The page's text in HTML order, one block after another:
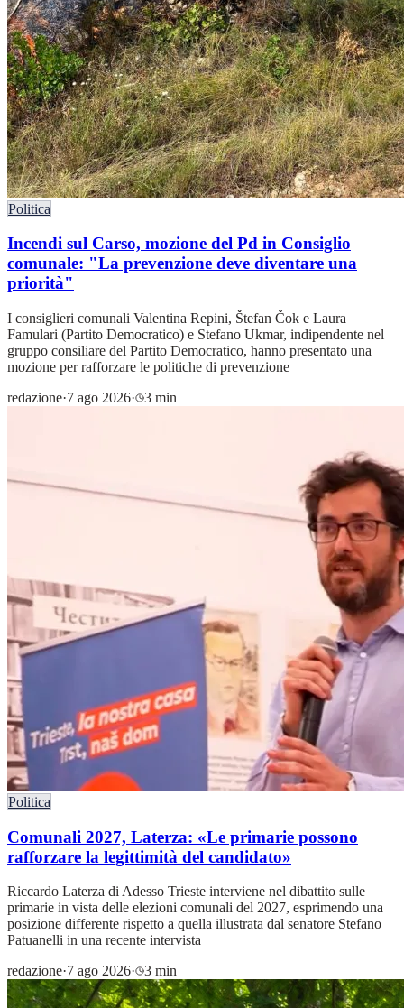
Politica
Incendi sul Carso, mozione del Pd in Consiglio
comunale: "La prevenzione deve diventare una
priorità"
I consiglieri comunali Valentina Repini, Štefan Čok e Laura
Famulari (Partito Democratico) e Stefano Ukmar, indipendente nel
gruppo consiliare del Partito Democratico, hanno presentato una
mozione per rafforzare le politiche di prevenzione
redazione·7 ago 2026· 3 min
Politica
Comunali 2027, Laterza: «Le primarie possono
rafforzare la legittimità del candidato»
Riccardo Laterza di Adesso Trieste interviene nel dibattito sulle
primarie in vista delle elezioni comunali del 2027, esprimendo una
posizione differente rispetto a quella illustrata dal senatore Stefano
Patuanelli in una recente intervista
redazione·7 ago 2026· 3 min